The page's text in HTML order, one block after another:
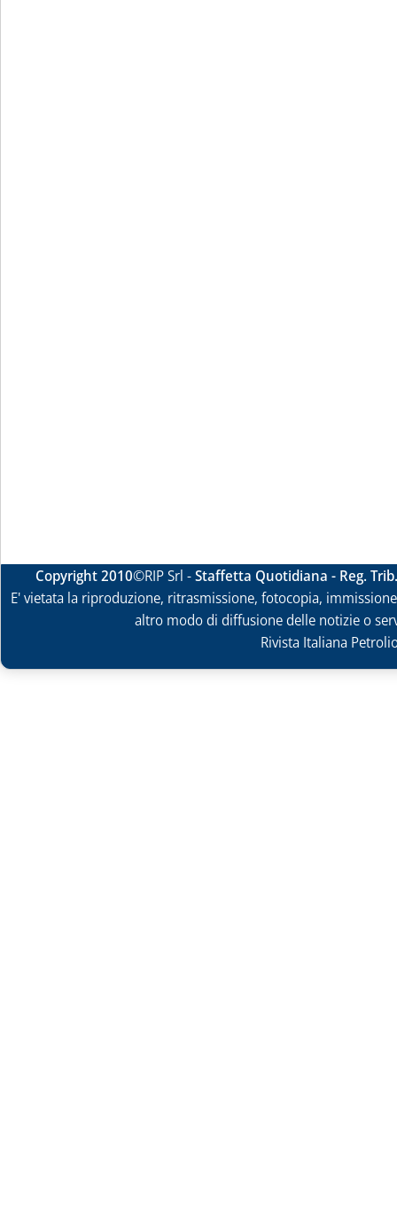
Copyright 2010©RIP Srl -Staffetta Quotidiana - Reg.
E' vietata la riproduzione, ritrasmissione, fotocopia,
altro modo di diffusione delle notizie o
Rivista Italiana